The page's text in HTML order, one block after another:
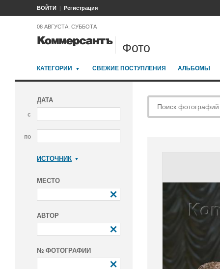
ВОЙТИ Регистрация
08 АВГУСТА, СУББОТА
Фото
КАТЕГОРИИ СВЕЖИЕ ПОСТУПЛЕНИЯ АЛЬБОМЫ
ДАТА
с
по
ИСТОЧНИК
МЕСТО
АВТОР
№ ФОТОГРАФИИ